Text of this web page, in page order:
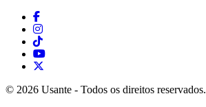
© 2026 Usante - Todos os direitos reservados.